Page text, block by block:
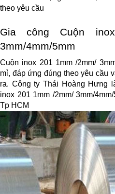
theo yêu cầu
Gia công Cuộn
3mm/4mm/5mm
Cuộn inox 201 1mm /2mm/
mỉ, đáp ứng đúng theo yêu cầu
ra. Công ty Thái Hoàng Hưng
inox 201 1mm /2mm/ 3mm/
Tp HCM